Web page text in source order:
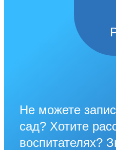
Не можете
сад? Хотите
воспитателях?